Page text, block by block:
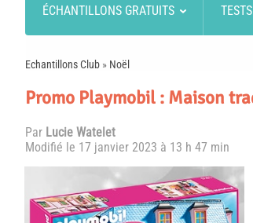
ÉCHANTILLONS GRATUITS
Echantillons Club » Noël
Promo Playmobil : Maison
Par Lucie Watelet
Modifié le 17 janvier 2023 à 13 h 47 min